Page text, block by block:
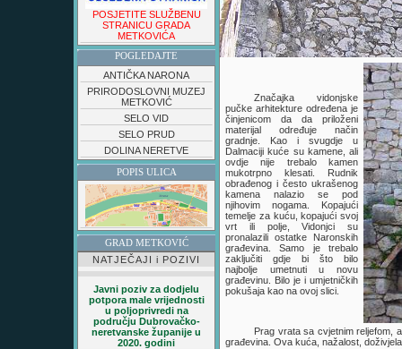
POSJETITE SLUŽBENU
STRANICU GRADA
METKOVIĆA
POGLEDAJTE
ANTIČKA NARONA
PRIRODOSLOVNI MUZEJ
METKOVIĆ
SELO VID
SELO PRUD
DOLINA NERETVE
POPIS ULICA
GRAD METKOVIĆ
NATJEČAJI i POZIVI
Javni poziv za dodjelu
potpora male vrijednosti
u poljoprivredi na
području Dubrovačko-
neretvanske županije u
2020. godini
Značajka vidonjske
pučke arhitekture određena je
činjenicom da da priloženi
materijal određuje način
gradnje. Kao i svugdje u
Dalmaciji kuće su kamene, ali
ovdje nije trebalo kamen
mukotrpno klesati. Rudnik
obrađenog i često ukrašenog
kamena nalazio se pod
njihovim nogama. Kopajući
temelje za kuću, kopajući svoj
vrt ili polje, Vidonjci su
pronalazili ostatke Naronskih
građevina. Samo je trebalo
zaključiti gdje bi što bilo
najbolje umetnuti u novu
građevinu. Bilo je i umjetničkih
pokušaja kao na ovoj slici.
Prag vrata sa cvjetnim reljefom,
građevina. Ova kuća, nažalost,